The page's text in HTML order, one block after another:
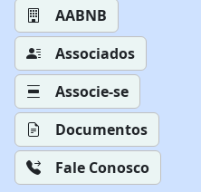
AABNB
Associados
Associe-se
Documentos
Fale Conosco